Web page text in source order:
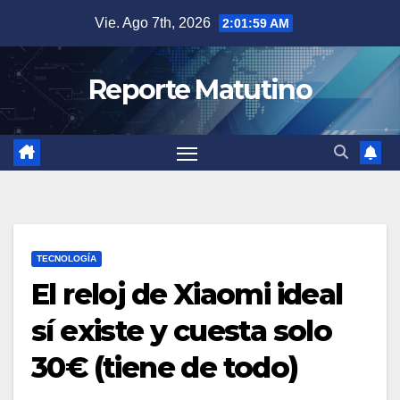
contenido
Vie. Ago 7th, 2026 2:02:00 AM
Reporte Matutino
TECNOLOGÍA
El reloj de Xiaomi ideal
sí existe y cuesta solo
30€ (tiene de todo)